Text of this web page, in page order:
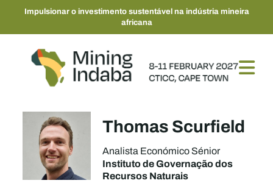
Impulsionar o investimento sustentável na indústria mineira
africana
Thomas Scurfield
Analista Económico Sénior
Instituto de Governação dos
Recursos Naturais